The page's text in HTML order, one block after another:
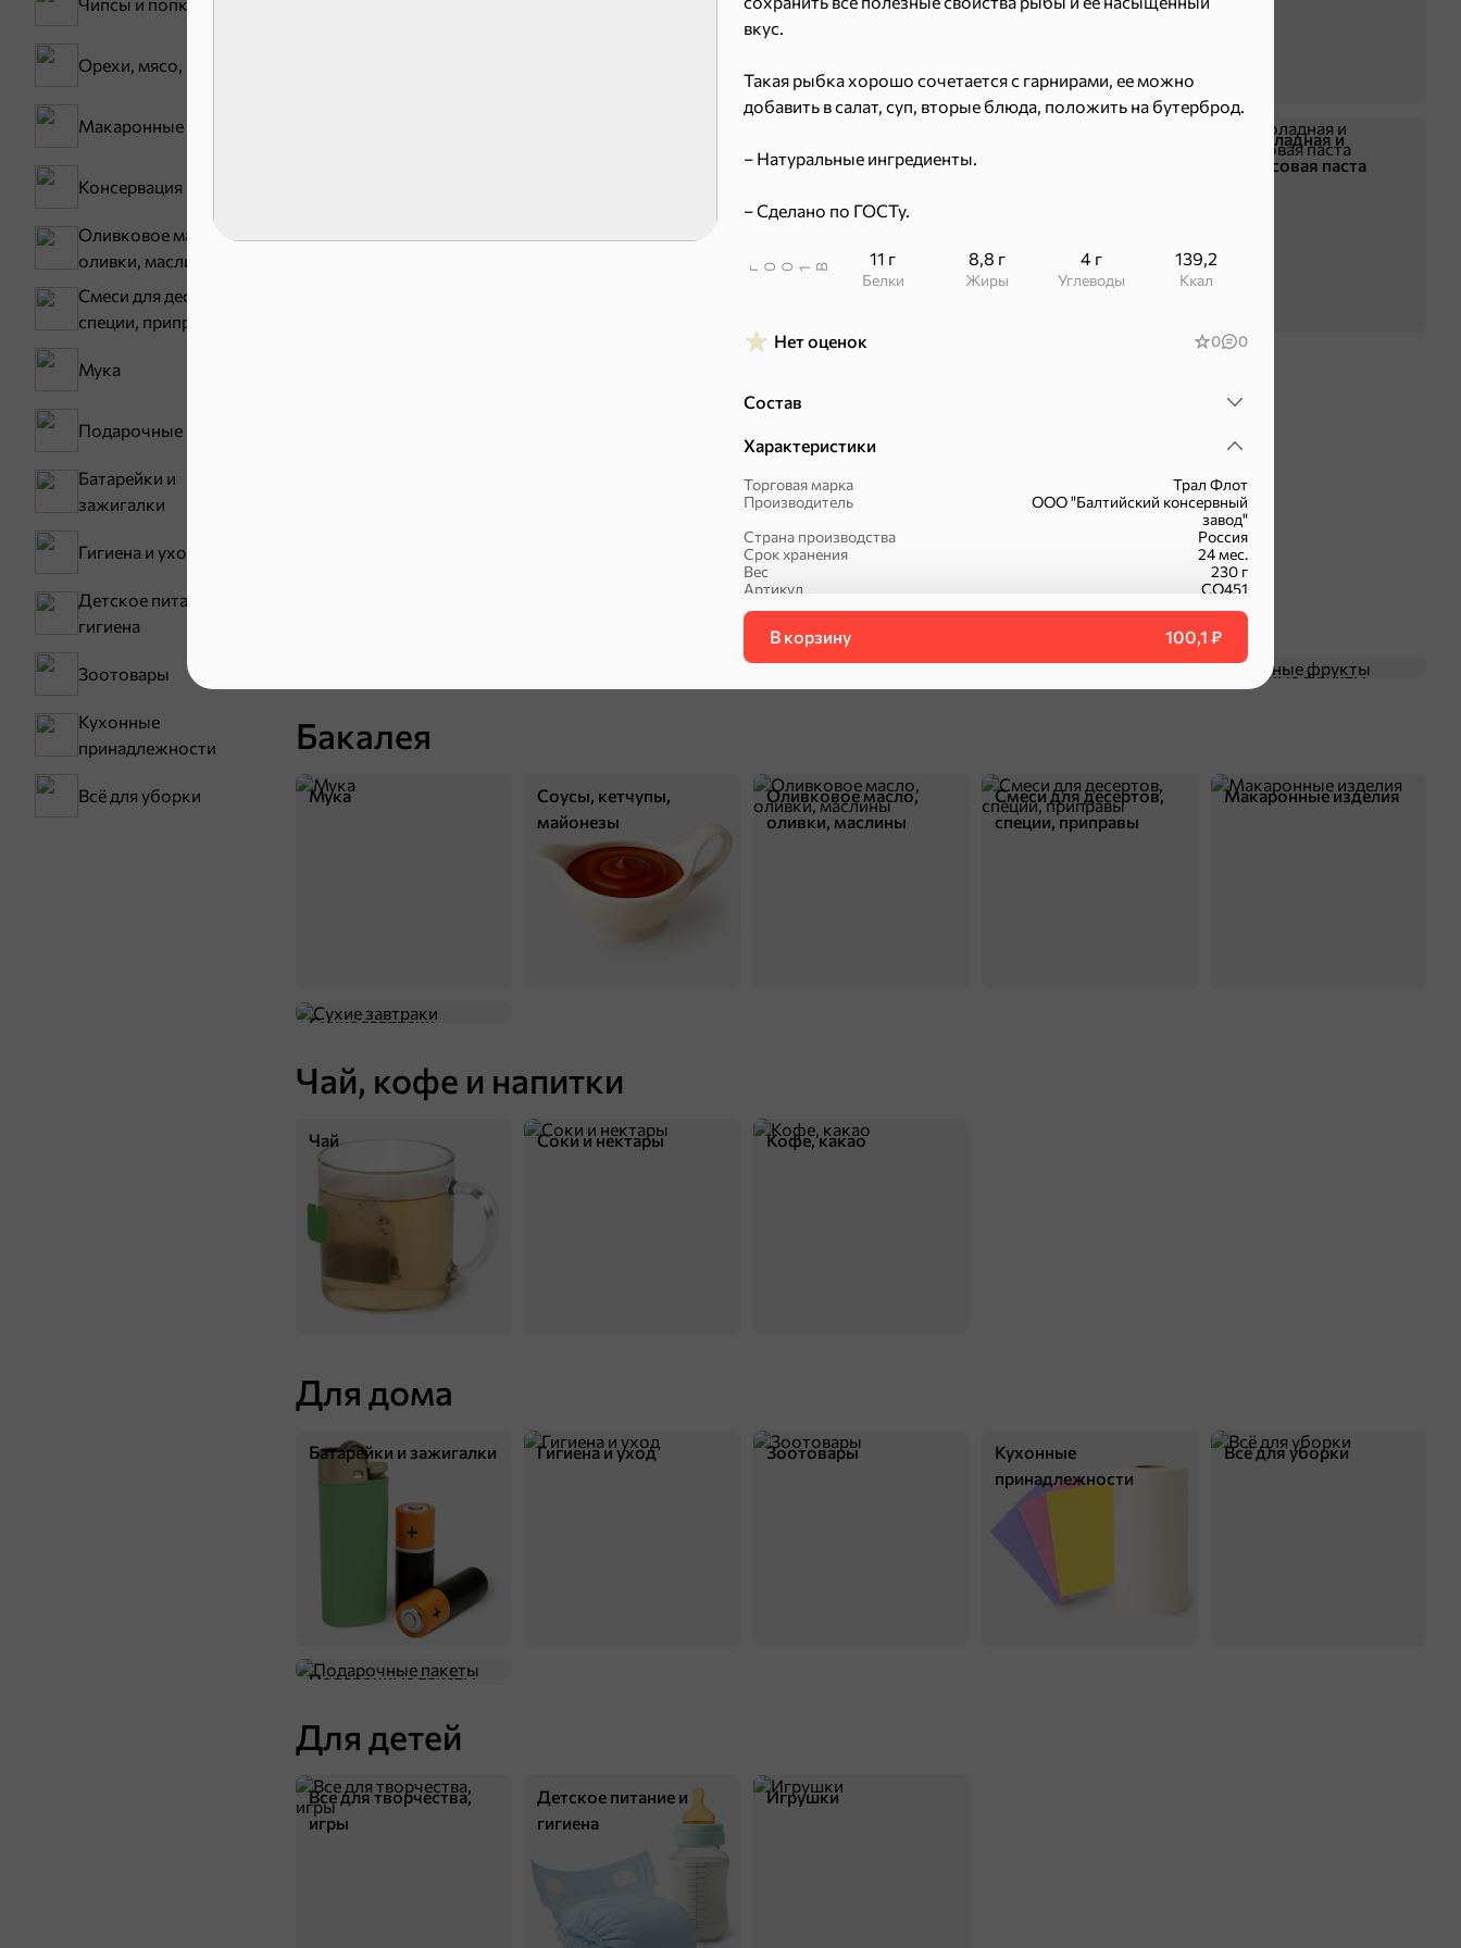
вкус.
Такая рыбка хорошо сочетается с гарнирами, ее можно
добавить в салат, суп, вторые блюда, положить на бутерброд.
– Натуральные ингредиенты.
– Сделано по ГОСТу.
В
1 00
г
11 г
Белки
8,8 г
Жиры
4 г
Углеводы
139,2
ккал
Нет оценок 0 0
Состав
Характеристики
Торговая марка
Трал Флот
Производитель
ООО "Балтийский консервный
завод"
Страна производства
Россия
Срок хранения
24 мес.
Вес
230 г
Артикул
СО451
Вид
килька
Поделиться
В корзину 100,1 ₽
Орехи, мясо, рыба
Макаронные изделия
Консервация
Оливковое масло,
оливки, маслины
Смеси для десертов,
специи, приправы
Мука
Подарочные пакеты
Батарейки и
зажигалки
Гигиена и уход
Детское питание и
гигиена
Зоотовары
Кухонные
принадлежности
Всё для уборки
Шоколадная и
арахисовая паста
Сушеные фрукты
Бакалея
Мука
Соусы, кетчупы,
майонезы
Оливковое масло,
оливки, маслины
Смеси для десертов,
специи, приправы
Макаронные изделия
Сухие завтраки
Чай, кофе и напитки
Чай Соки и нектары Кофе, какао
Для дома
Батарейки и зажигалки Гигиена и уход Зоотовары
Кухонные
принадлежности
Всё для уборки
Подарочные пакеты
Для детей
Все для творчества,
игры
Детское питание и
гигиена
Игрушки